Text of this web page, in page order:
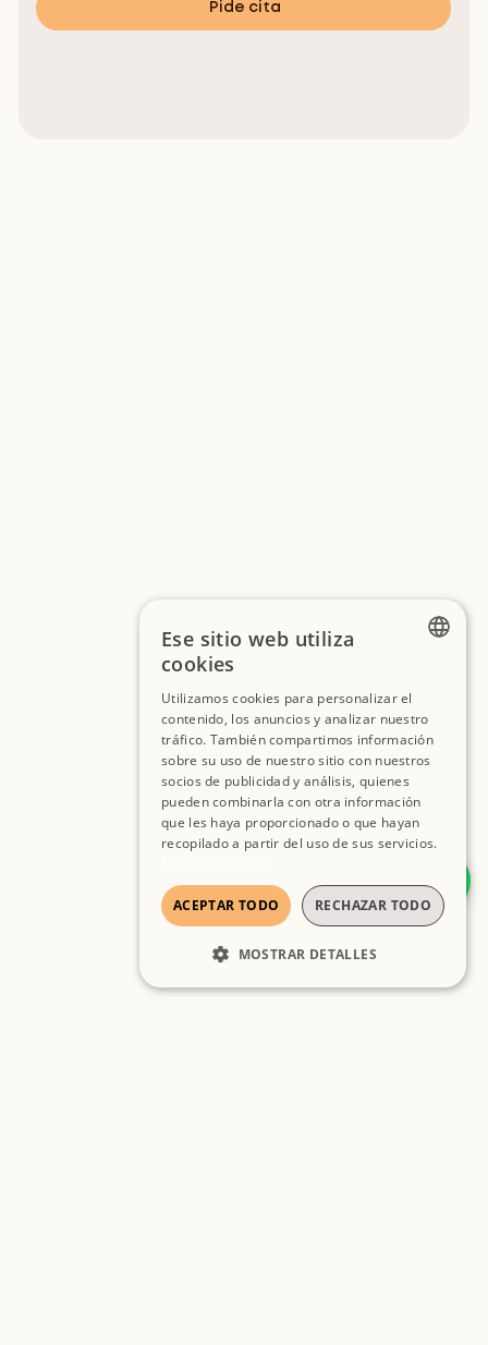
Pide cita
SPANISH
ENGLISH
Ese sitio web utiliza
cookies
Utilizamos cookies para personalizar el
contenido, los anuncios y analizar nuestro
tráfico. También compartimos información
sobre su uso de nuestro sitio con nuestros
socios de publicidad y análisis, quienes
pueden combinarla con otra información
que les haya proporcionado o que hayan
recopilado a partir del uso de sus servicios.
ACEPTAR TODO RECHAZAR TODO
MOSTRAR DETALLES
COOKIES ESTRICTAMENTE